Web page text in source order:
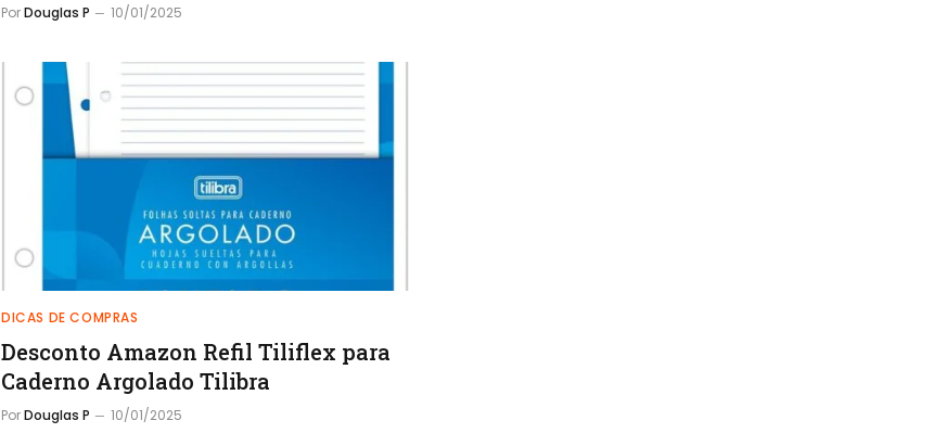
PorDouglas P 10/01/2025
DICAS DE COMPRAS
Desconto Amazon Refil Tiliflex para
Caderno Argolado Tilibra
PorDouglas P 10/01/2025